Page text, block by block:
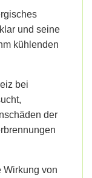
und seine
kühlenden
bei
der
Wirkung von